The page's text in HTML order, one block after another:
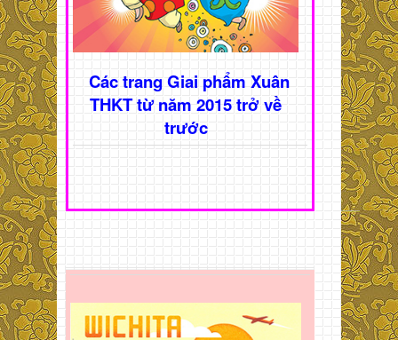
Các trang Giai phẩm Xuân
THKT từ năm 2015 trở về
trước